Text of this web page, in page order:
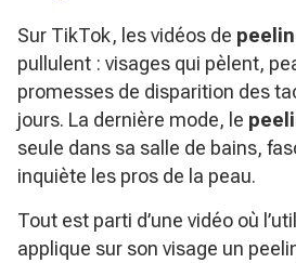
Sur TikTok, les vidéos de
pullulent : visages qui pèlent,
promesses de disparition des
jours. La dernière mode, le
seule dans sa salle de bains,
inquiète les pros de la peau.
Tout est parti d’une vidéo où
applique sur son visage un